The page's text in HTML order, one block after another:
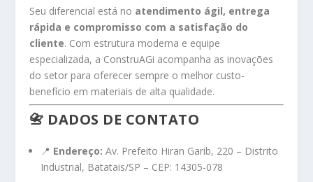
Seu diferencial está no atendimento ágil, entrega
rápida e compromisso com a satisfação do
cliente. Com estrutura moderna e equipe
especializada, a ConstruAGi acompanha as inovações
do setor para oferecer sempre o melhor custo-
benefício em materiais de alta qualidade.
📇 DADOS DE CONTATO
📍 Endereço: Av. Prefeito Hiran Garib, 220 – Distrito
Industrial, Batatais/SP – CEP: 14305-078